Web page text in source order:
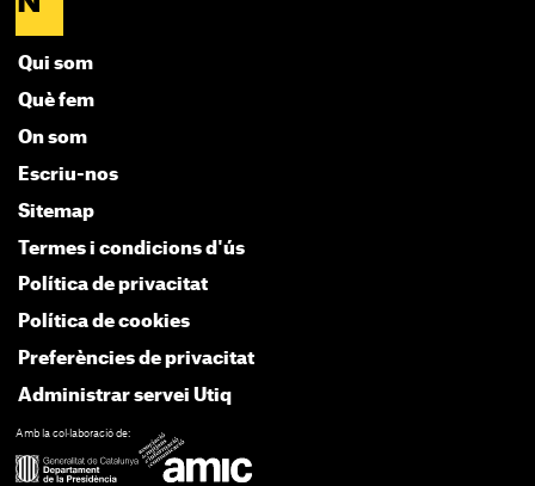
Qui som
Què fem
On som
Escriu-nos
Sitemap
Termes i condicions d'ús
Política de privacitat
Política de cookies
Preferències de privacitat
Administrar servei Utiq
Amb la col·laboració de: